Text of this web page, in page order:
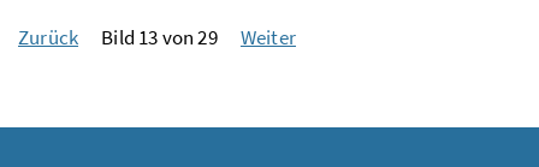
Zurück Bild 13 von 29 Weiter